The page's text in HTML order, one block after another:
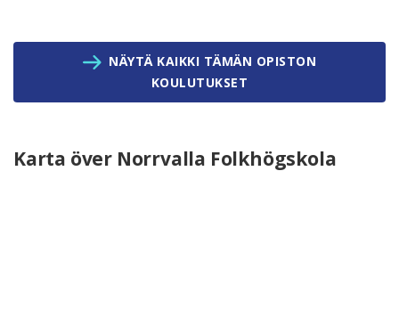
NÄYTÄ KAIKKI TÄMÄN OPISTON
KOULUTUKSET
Karta över Norrvalla Folkhögskola